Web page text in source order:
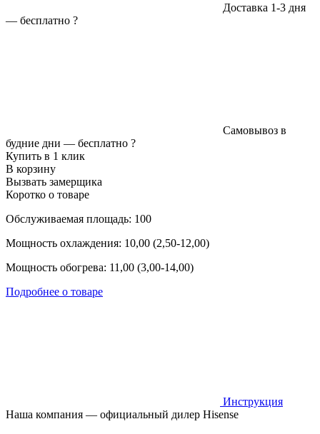
Доставка 1-3 дня
— бесплатно ?
Самовывоз в
будние дни — бесплатно ?
Купить в 1 клик
В корзину
Вызвать замерщика
Коротко о товаре
Обслуживаемая площадь: 100
Мощность охлаждения: 10,00 (2,50-12,00)
Мощность обогрева: 11,00 (3,00-14,00)
Подробнее о товаре
Инструкция
Наша компания — официальный дилер Hisense